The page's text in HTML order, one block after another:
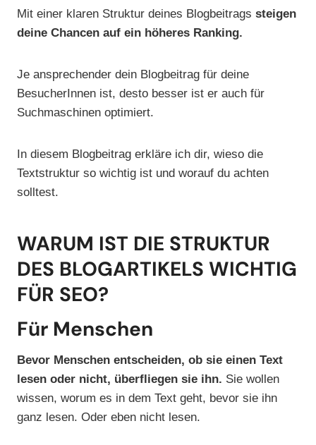
Mit einer klaren Struktur deines Blogbeitrags steigen
deine Chancen auf ein höheres Ranking.
Je ansprechender dein Blogbeitrag für deine
BesucherInnen ist, desto besser ist er auch für
Suchmaschinen optimiert.
In diesem Blogbeitrag erkläre ich dir, wieso die
Textstruktur so wichtig ist und worauf du achten
solltest.
WARUM IST DIE STRUKTUR
DES BLOGARTIKELS WICHTIG
FÜR SEO?
Für Menschen
Bevor Menschen entscheiden, ob sie einen Text
lesen oder nicht, überfliegen sie ihn. Sie wollen
wissen, worum es in dem Text geht, bevor sie ihn
ganz lesen. Oder eben nicht lesen.